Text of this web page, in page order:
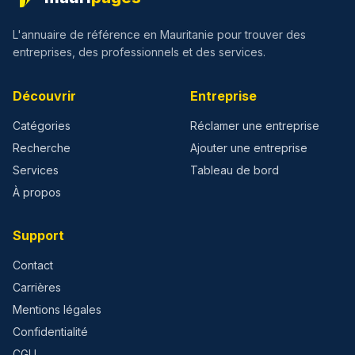
L'annuaire de référence en Mauritanie pour trouver des
entreprises, des professionnels et des services.
Découvrir
Catégories
Recherche
Services
À propos
Entreprise
Réclamer une entreprise
Ajouter une entreprise
Tableau de bord
Support
Contact
Carrières
Mentions légales
Confidentialité